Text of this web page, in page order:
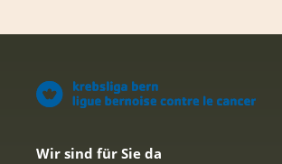
Wir sind für Sie da